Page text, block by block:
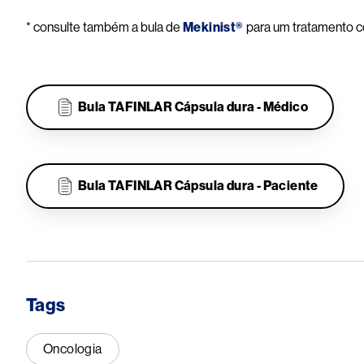
* consulte também a bula de Mekinist® para um tratamento
Bula TAFINLAR Cápsula dura - Médico
Bula TAFINLAR Cápsula dura - Paciente
Tags
Oncologia